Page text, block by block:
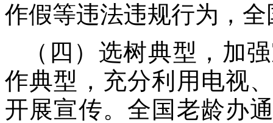
作假等违法违规行为，
（四）选树典型，加
作典型，充分利用电视
开展宣传。全国老龄办